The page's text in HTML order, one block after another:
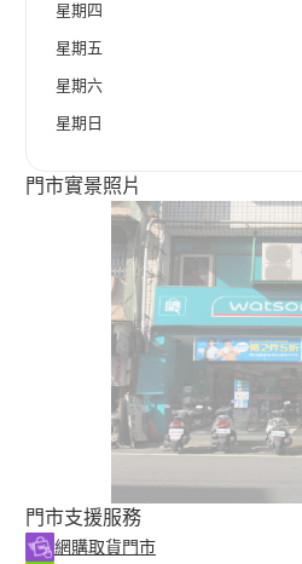
星期四
星期五
星期六
星期日
門市實景照片
門市支援服務
網購取貨門市